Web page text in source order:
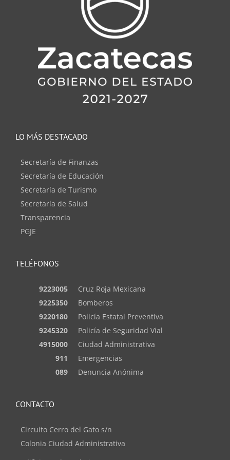
TELÉFONOS
9223005
Cruz Roja Mexicana
9225350
Bomberos
9220180
Policía Estatal Preventiva
9245320
Policía de Seguridad Vial
4915000
Ciudad Administrativa
911
Emergencias
089
Denuncia Anónima
LO MÁS DESTACADO
Secretaría de Finanzas
Secretaría de Educación
Secretaría de Turismo
Secretaría de Salud
Transparencia
PGJE
CONTACTO
Circuito Cerro del Gato s/n
Colonia Ciudad Administrativa